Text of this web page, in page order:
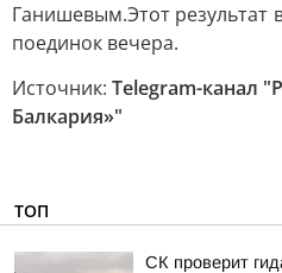
Ганишевым.Этот результат
поединок вечера.
Источник: Telegram-канал
Балкария»"
ТОП
СК проверит